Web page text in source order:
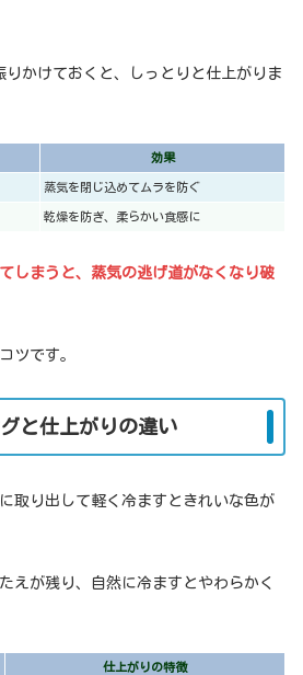
りかけておくと、しっとりと仕上がりま
効果
蒸気を閉じ込めてムラを防ぐ
乾燥を防ぎ、柔らかい食感に
しまうと、蒸気の逃げ道がなくなり破
ツです。
と仕上がりの違い
取り出して軽く冷ますときれいな色が
えが残り、自然に冷ますとやわらかく
仕上がりの特徴